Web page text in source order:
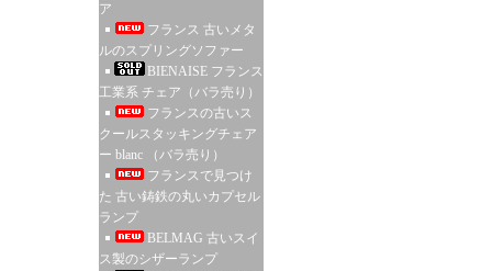
ア
フランス 古いメタ
ルのスプリングソファー
BIENAISE フランス
工業系 チェア（バラ売り）
フランスの古いス
クールスタッキングチェア
ー blanc （バラ売り）
フランスで見つけ
た 古い鋳鉄の丸いカプセル
ランプ
BELMAG 古いスイ
ス製のシザーランプ